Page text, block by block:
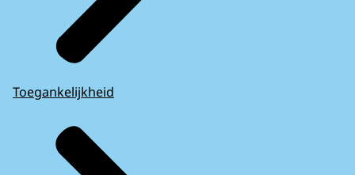
Toegankelijkheid